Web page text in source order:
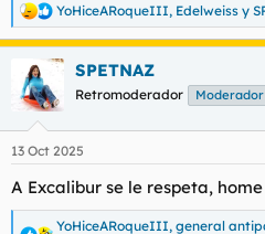
R
e
a
c
i
e
:
YoHiceARoqueIII, Edelweiss y
SPETNAZ
Retromoderador Moderador
13 Oct 2025
A Excalibur se le respeta, home
YoHiceARoqueIII, general